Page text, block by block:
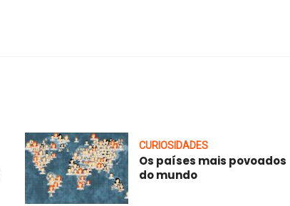
CURIOSIDADES
Os países mais povoados
do mundo